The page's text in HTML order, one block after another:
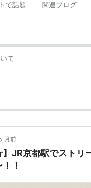
で話題 関連ブログ
て
月前
】JR京都駅でスト
！